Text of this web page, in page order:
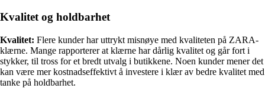
Kvalitet og holdbarhet
Kvalitet: Flere kunder har uttrykt misnøye med kvaliteten på ZARA-
klærne. Mange rapporterer at klærne har dårlig kvalitet og går fort i
stykker, til tross for et bredt utvalg i butikkene. Noen kunder mener det
kan være mer kostnadseffektivt å investere i klær av bedre kvalitet med
tanke på holdbarhet.